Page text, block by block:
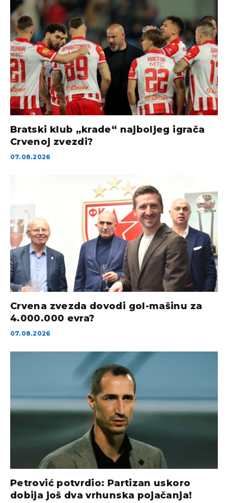
Bratski klub „krade“ najboljeg igrača
Crvenoj zvezdi?
07.08.2026
Crvena zvezda dovodi gol-mašinu za
4.000.000 evra?
07.08.2026
Petrović potvrdio: Partizan uskoro
dobija još dva vrhunska pojačanja!